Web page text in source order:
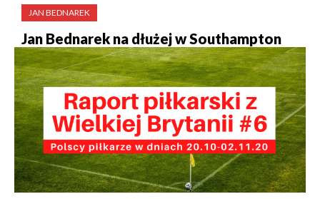
JAN BEDNAREK
Jan Bednarek na dłużej w Southampton